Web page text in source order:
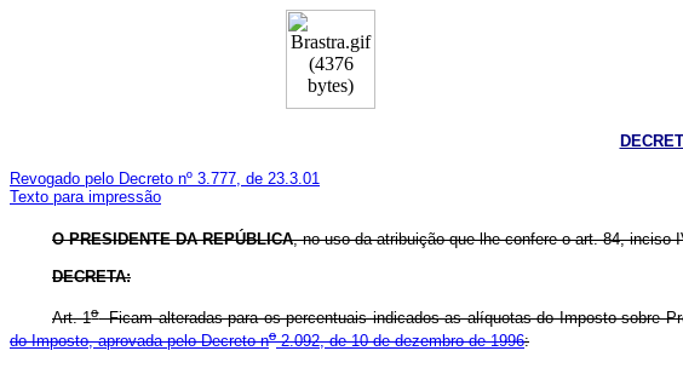
Revogado pelo Decreto nº 3.777, de 23.3.01
Texto para impressão
OPRESIDENTE DA REPÚBLICA, no uso da atribuição que lhe confere o art. 84,
DECRETA:
Art. 1oFicam alteradas para os percentuais indicados as alíquotas do Imposto sobre
do Imposto, aprovada pelo Decreto no2.092, de 10 de dezembro de 1996: